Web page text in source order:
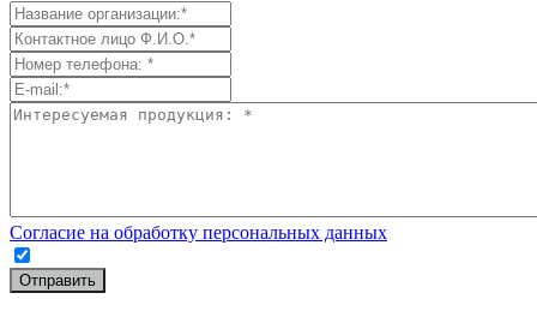
Согласие на обработку персональных данных
Отправить